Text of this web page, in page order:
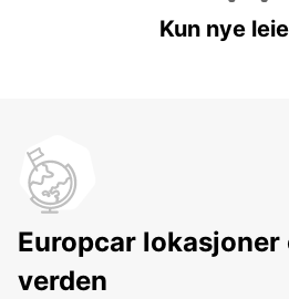
Kun nye
Europcar lokasjoner
verden